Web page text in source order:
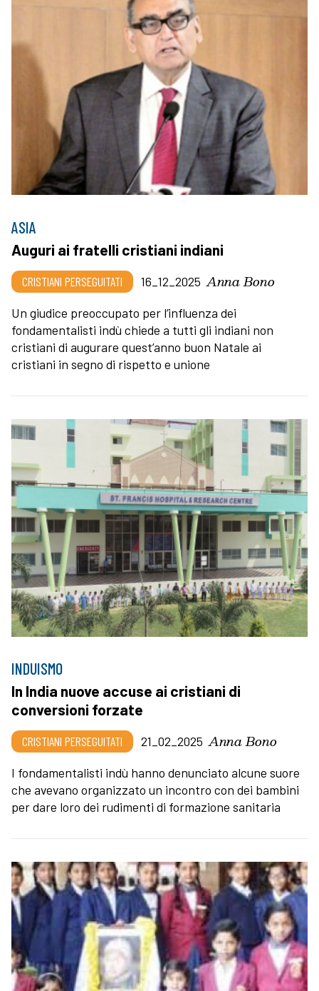
ASIA
Auguri ai fratelli cristiani indiani
CRISTIANI PERSEGUITATI 16_12_2025 Anna Bono
Un giudice preoccupato per l’influenza dei
fondamentalisti indù chiede a tutti gli indiani non
cristiani di augurare quest’anno buon Natale ai
cristiani in segno di rispetto e unione
INDUISMO
In India nuove accuse ai cristiani di
conversioni forzate
CRISTIANI PERSEGUITATI 21_02_2025 Anna Bono
I fondamentalisti indù hanno denunciato alcune suore
che avevano organizzato un incontro con dei bambini
per dare loro dei rudimenti di formazione sanitaria